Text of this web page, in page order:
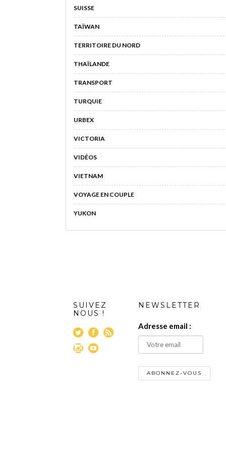
SUISSE
TAÏWAN
TERRITOIRE DU NORD
THAÏLANDE
TRANSPORT
TURQUIE
URBEX
VICTORIA
VIDÉOS
VIETNAM
VOYAGE EN COUPLE
YUKON
SUIVEZ
NOUS !
NEWSLETTER
Adresse email :